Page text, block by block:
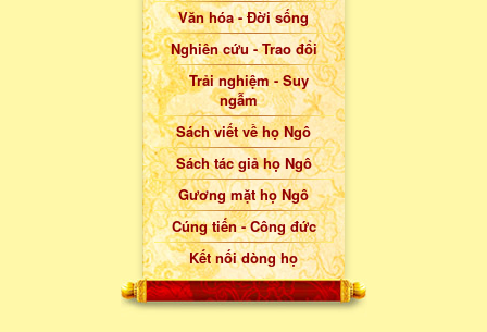
Văn hóa - Đời sống
Nghiên cứu - Trao đổi
Trải nghiệm - Suy
ngẫm
Sách viết về họ Ngô
Sách tác giả họ Ngô
Gương mặt họ Ngô
Cúng tiến - Công đức
Kết nối dòng họ